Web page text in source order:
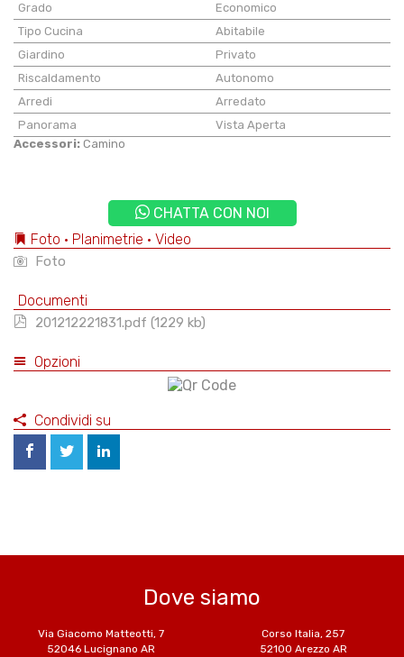
Grado
Economico
Tipo Cucina
Abitabile
Giardino
Privato
Riscaldamento
Autonomo
Arredi
Arredato
Panorama
Vista Aperta
Accessori: Camino
CHATTA CON NOI
Foto • Planimetrie • Video
Foto
Documenti
201212221831.pdf (1229 kb)
Opzioni
Condividi su
Dove siamo
Via Giacomo Matteotti, 7
52046 Lucignano AR
Corso Italia, 257
52100 Arezzo AR